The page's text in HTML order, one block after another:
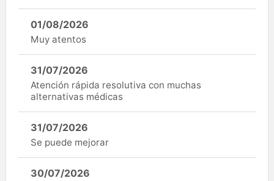
01/08/2026
Muy atentos
31/07/2026
Atención rápida resolutiva con muchas
alternativas médicas
31/07/2026
Se puede mejorar
30/07/2026